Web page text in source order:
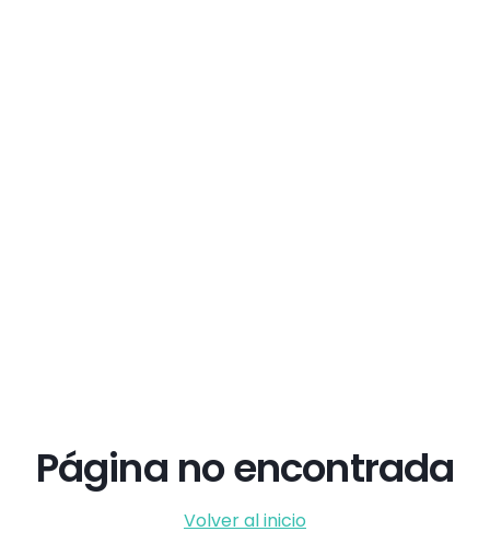
Página no encontrada
Volver al inicio